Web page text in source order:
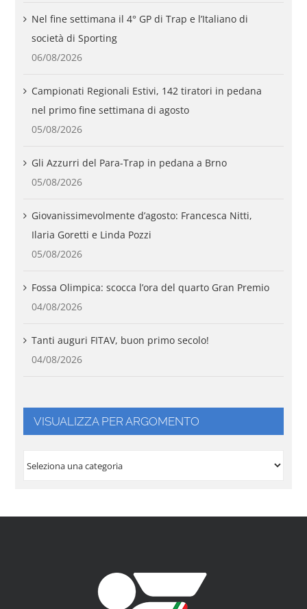
Nel fine settimana il 4° GP di Trap e l’Italiano di
società di Sporting
06/08/2026
Campionati Regionali Estivi, 142 tiratori in pedana
nel primo fine settimana di agosto
05/08/2026
Gli Azzurri del Para-Trap in pedana a Brno
05/08/2026
Giovanissimevolmente d’agosto: Francesca Nitti,
Ilaria Goretti e Linda Pozzi
05/08/2026
Fossa Olimpica: scocca l’ora del quarto Gran Premio
04/08/2026
Tanti auguri FITAV, buon primo secolo!
04/08/2026
VISUALIZZA PER ARGOMENTO